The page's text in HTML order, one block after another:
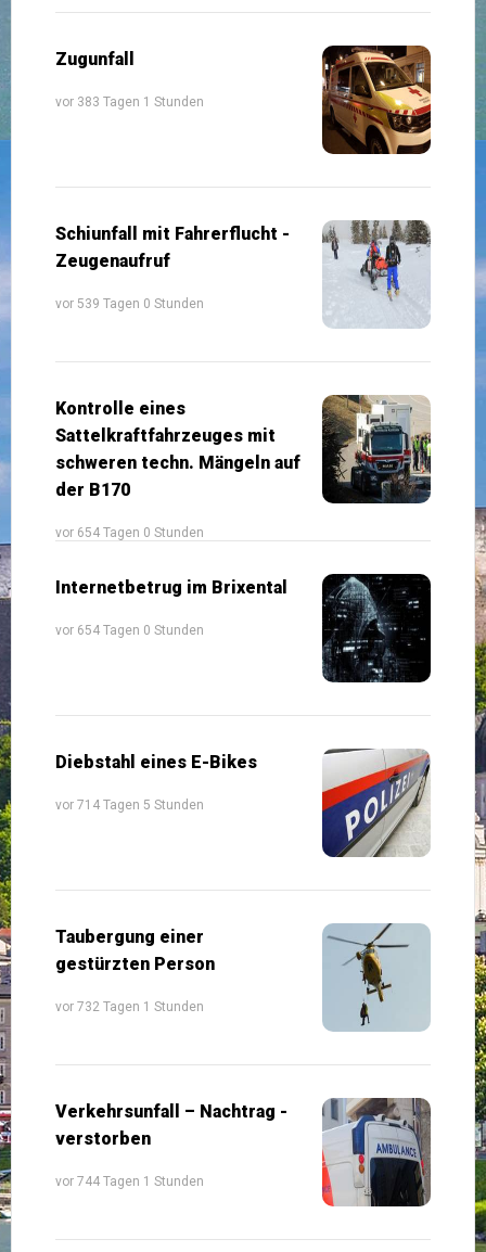
Zugunfall
vor 383 Tagen 1 Stunden
Schiunfall mit Fahrerflucht -
Zeugenaufruf
vor 539 Tagen 0 Stunden
Kontrolle eines
Sattelkraftfahrzeuges mit
schweren techn. Mängeln auf
der B170
vor 654 Tagen 0 Stunden
Internetbetrug im Brixental
vor 654 Tagen 0 Stunden
Diebstahl eines E-Bikes
vor 714 Tagen 5 Stunden
Taubergung einer
gestürzten Person
vor 732 Tagen 1 Stunden
Verkehrsunfall – Nachtrag -
verstorben
vor 744 Tagen 1 Stunden